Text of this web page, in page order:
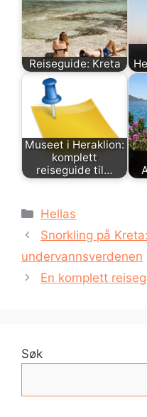
Reiseguide: Kreta
Museet i Heraklion:
komplett
reiseguide til…
Kategorier
Hellas
Snorkling på
undervannsverdenen
En komplett
Søk